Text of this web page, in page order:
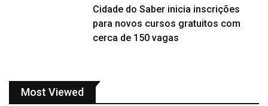
Cidade do Saber inicia inscrições
para novos cursos gratuitos com
cerca de 150 vagas
Most Viewed